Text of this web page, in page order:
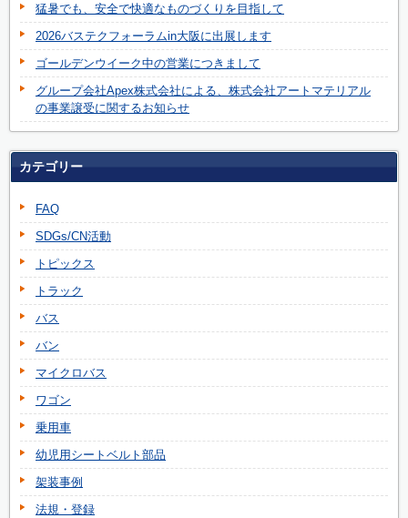
猛暑でも、安全で快適なものづくりを目指して
2026バステクフォーラムin大阪に出展します
ゴールデンウイーク中の営業につきまして
グループ会社Apex株式会社による、株式会社アートマテリアル
の事業譲受に関するお知らせ
カテゴリー
FAQ
SDGs/CN活動
トピックス
トラック
バス
バン
マイクロバス
ワゴン
乗用車
幼児用シートベルト部品
架装事例
法規・登録